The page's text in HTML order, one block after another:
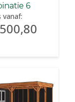
6
vanaf: